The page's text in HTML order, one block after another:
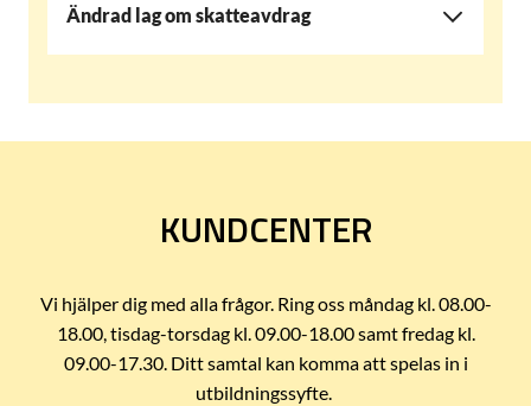
Ändrad lag om skatteavdrag
KUNDCENTER
Vi hjälper dig med alla frågor. Ring oss måndag kl. 08.00-
18.00, tisdag-torsdag kl. 09.00-18.00 samt fredag kl.
09.00-17.30. Ditt samtal kan komma att spelas in i
utbildningssyfte.